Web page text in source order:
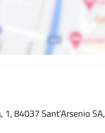
1, 84037 Sant'Arsenio SA,